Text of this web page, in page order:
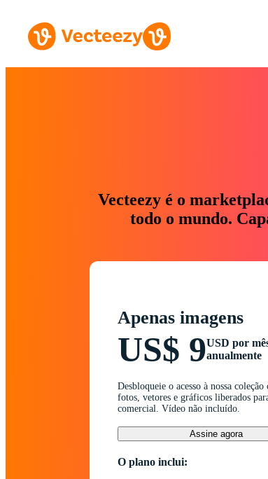
Vecteezy é o
todo o mundo.
Apenas imagens
US$ 9USD por
anualmente
Desbloqueie o acesso à nossa coleção
fotos, vetores e gráficos liberados
comercial. Vídeo não incluído.
Assine agora
O plano inclui: